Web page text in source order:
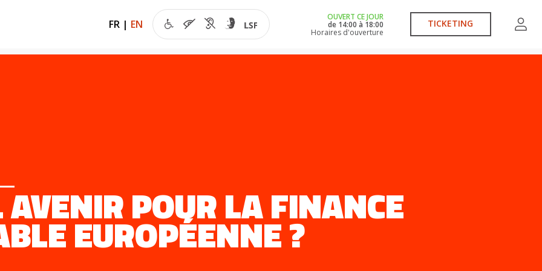
FR | EN
OUVERT CE JOUR
de 14:00 à 18:00
Horaires d'ouverture
TICKETING
AVENIR POUR LA FINANCE
EUROPÉENNE ?